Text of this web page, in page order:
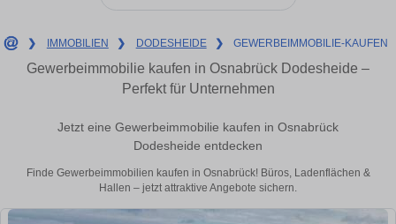
❯ IMMOBILIEN ❯ DODESHEIDE ❯ GEWERBEIMMOBILIE-KAUFEN
Gewerbeimmobilie kaufen in Osnabrück Dodesheide –
Perfekt für Unternehmen
Jetzt eine Gewerbeimmobilie kaufen in Osnabrück
Dodesheide entdecken
Finde Gewerbeimmobilien kaufen in Osnabrück! Büros, Ladenflächen &
Hallen – jetzt attraktive Angebote sichern.